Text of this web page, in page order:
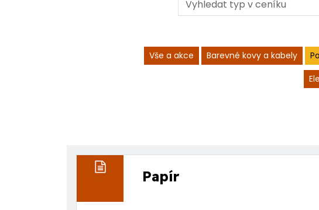
Vše a akce Barevné kovy a kabely
Papír